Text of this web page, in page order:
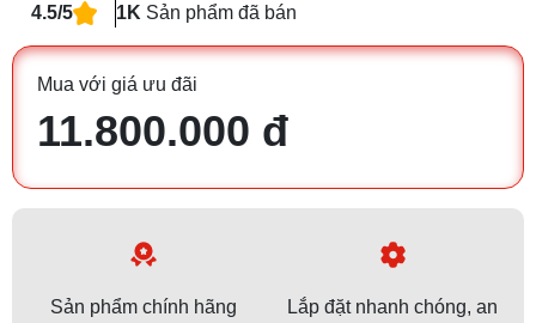
4.5/5 1K Sản phẩm đã bán
Mua với giá ưu đãi
11.800.000 đ
Sản phẩm chính hãng
Lắp đặt nhanh chóng, an